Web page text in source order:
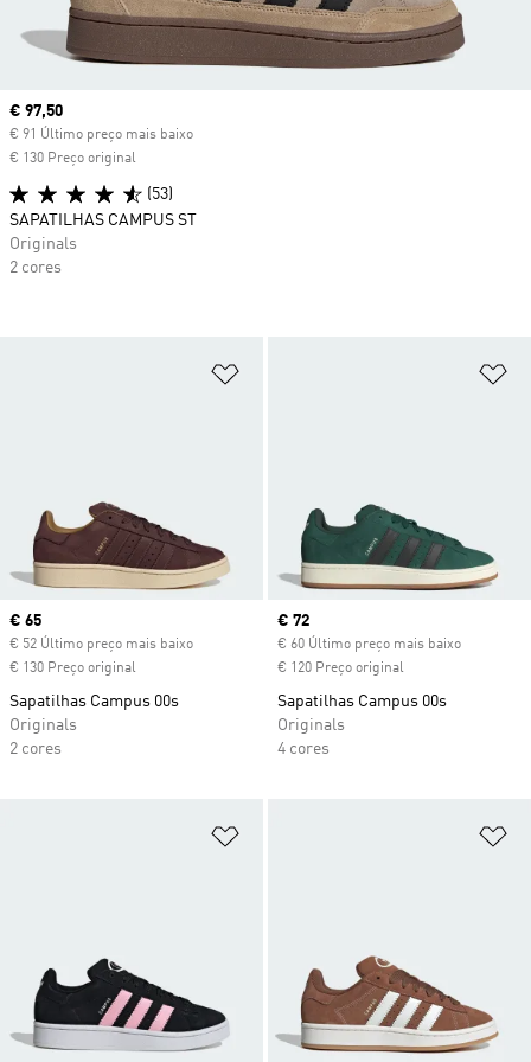
Current price
€ 65
€ 52 Último preço mais baixo
€ 130 Preço original
Sapatilhas Campus 00s
Originals
2 cores
Current price
€ 72
€ 60 Último preço mais baixo
€ 120 Preço original
Sapatilhas Campus 00s
Originals
4 cores
Current price
€ 97,50
€ 91 Último preço mais baixo
€ 130 Preço original
(53)
SAPATILHAS CAMPUS ST
Originals
2 cores